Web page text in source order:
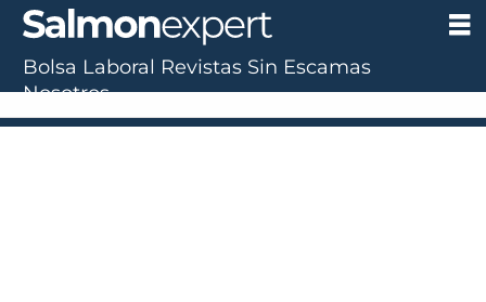
Bolsa Laboral Revistas Sin Escamas
Nosotros